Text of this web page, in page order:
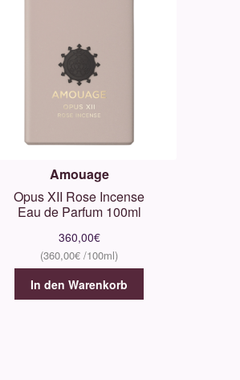
Amouage
Opus XII Rose Incense
Eau de Parfum 100ml
360,00€
360,00€
In den Warenkorb